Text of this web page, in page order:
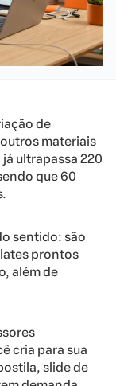
de
materiais
ultrapassa 220
que 60
sentido: são
prontos
além de
cria para sua
slide de